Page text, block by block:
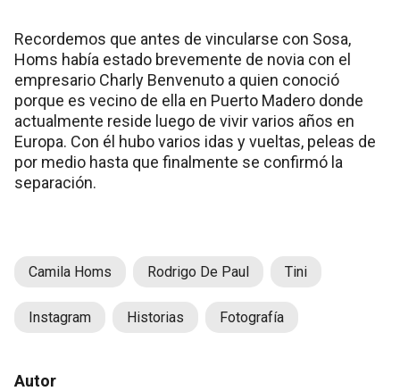
Recordemos que antes de vincularse con Sosa,
Homs había estado brevemente de novia con el
empresario Charly Benvenuto a quien conoció
porque es vecino de ella en Puerto Madero donde
actualmente reside luego de vivir varios años en
Europa. Con él hubo varios idas y vueltas, peleas de
por medio hasta que finalmente se confirmó la
separación.
Camila Homs Rodrigo De Paul Tini
Instagram Historias Fotografía
Autor